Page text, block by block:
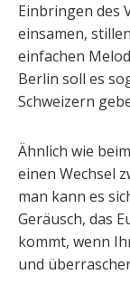
Einbringen des
ein­samen,
einfachen
Berlin soll es
Schweizern
Ähnlich wie
einen Wechsel
man kann es
Geräusch, das
kommt, wenn
und